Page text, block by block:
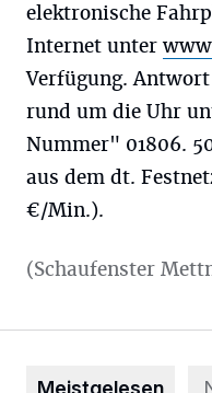
elektronische
Internet unter
Verfügung.
rund um die Uhr
Nummer" 01806.
aus dem dt.
€/Min.).
(Schaufenster
Meistgelesen